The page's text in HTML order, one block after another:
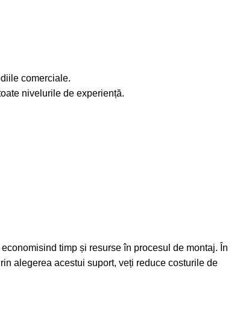
comerciale.
nivelurile de experiență.
timp și resurse în procesul de montaj. În
alegerea acestui suport, veți reduce costurile de